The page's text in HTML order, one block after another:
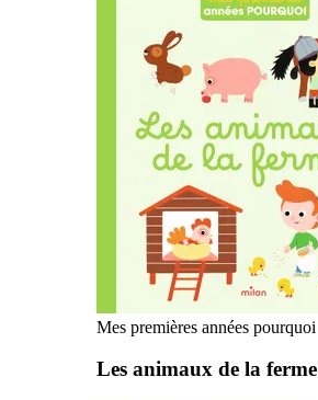
Mes premières années pourquoi
Les animaux de la ferme